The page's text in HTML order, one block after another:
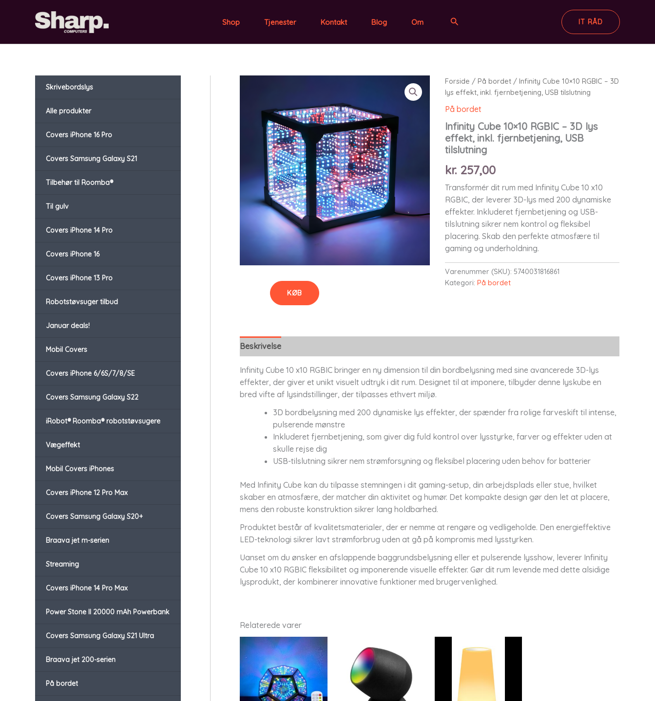
Shop Tjenester Kontakt Blog Om Søg IT RÅD
Skrivebordslys
Alle produkter
Covers iPhone 16 Pro
Covers Samsung Galaxy S21
Tilbehør til Roomba®
Til gulv
Covers iPhone 14 Pro
Covers iPhone 16
Covers iPhone 13 Pro
Robotstøvsuger tilbud
Januar deals!
Mobil Covers
Covers iPhone 6/6S/7/8/SE
Covers Samsung Galaxy S22
iRobot® Roomba® robotstøvsugere
Vægeffekt
Mobil Covers iPhones
Covers iPhone 12 Pro Max
Covers Samsung Galaxy S20+
Braava jet m-serien
Streaming
Covers iPhone 14 Pro Max
Power Stone II 20000 mAh Powerbank
Covers Samsung Galaxy S21 Ultra
Braava jet 200-serien
På bordet
Forside / På bordet/ Infinity Cube 10×10 RGBIC – 3D
lys effekt, inkl. fjernbetjening, USB tilslutning
På bordet
Infinity Cube 10×10 RGBIC – 3D lys
effekt, inkl. fjernbetjening, USB
tilslutning
kr.257,00
Transformér dit rum med Infinity Cube 10 x10
RGBIC, der leverer 3D-lys med 200 dynamiske
effekter. Inkluderet fjernbetjening og USB-
tilslutning sikrer nem kontrol og fleksibel
placering. Skab den perfekte atmosfære til
gaming og underholdning.
Varenummer (SKU): 5740031816861
Kategori: På bordet
KØB
Beskrivelse
Infinity Cube 10 x10 RGBIC bringer en ny dimension til din bordbelysning med sine avancerede 3D-lys
effekter, der giver et unikt visuelt udtryk i dit rum. Designet til at imponere, tilbyder denne lyskube en
bred vifte af lysindstillinger, der tilpasses ethvert miljø.
3D bordbelysning med 200 dynamiske lys effekter, der spænder fra rolige farveskift til intense,
pulserende mønstre
Inkluderet fjernbetjening, som giver dig fuld kontrol over lysstyrke, farver og effekter uden at
skulle rejse dig
USB-tilslutning sikrer nem strømforsyning og fleksibel placering uden behov for batterier
Med Infinity Cube kan du tilpasse stemningen i dit gaming-setup, din arbejdsplads eller stue, hvilket
skaber en atmosfære, der matcher din aktivitet og humør. Det kompakte design gør den let at placere,
mens den robuste konstruktion sikrer lang holdbarhed.
Produktet består af kvalitetsmaterialer, der er nemme at rengøre og vedligeholde. Den energieffektive
LED-teknologi sikrer lavt strømforbrug uden at gå på kompromis med lysstyrken.
Uanset om du ønsker en afslappende baggrundsbelysning eller et pulserende lysshow, leverer Infinity
Cube 10 x10 RGBIC fleksibilitet og imponerende visuelle effekter. Gør dit rum levende med dette alsidige
lysprodukt, der kombinerer innovative funktioner med brugervenlighed.
Relaterede varer